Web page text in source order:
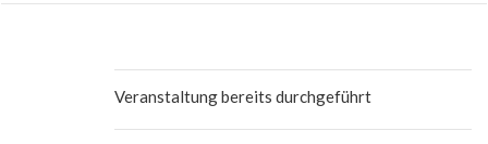
Veranstaltung bereits durchgeführt